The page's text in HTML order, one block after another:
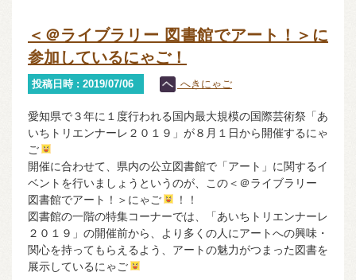
＜＠ライブラリー 図書館でアート！＞に
参加しているにゃご！
投稿日時 : 2019/07/06 へきにゃご
愛知県で３年に１度行われる国内最大規模の国際芸術祭「あ
いちトリエンナーレ２０１９」が８月１日から開催するにゃ
ご
開催に合わせて、県内の公立図書館で「アート」に関するイ
ベントを行いましょうというのが、この＜＠ライブラリー
図書館でアート！＞にゃご
！！
図書館の一階の特集コーナーでは、「あいちトリエンナーレ
２０１９」の開催前から、より多くの人にアートへの興味・
関心を持ってもらえるよう、アートの魅力がつまった図書を
展示しているにゃご